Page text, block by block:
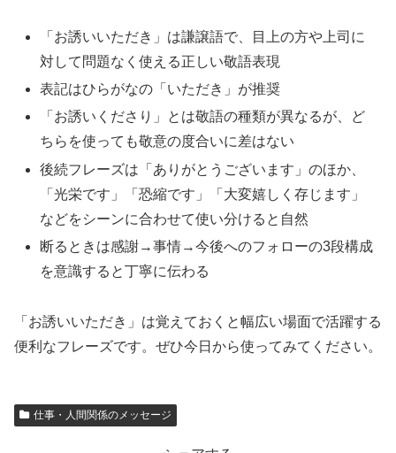
「お誘いいただき」は謙譲語で、目上の方や上司に
対して問題なく使える正しい敬語表現
表記はひらがなの「いただき」が推奨
「お誘いくださり」とは敬語の種類が異なるが、ど
ちらを使っても敬意の度合いに差はない
後続フレーズは「ありがとうございます」のほか、
「光栄です」「恐縮です」「大変嬉しく存じます」
などをシーンに合わせて使い分けると自然
断るときは感謝→事情→今後へのフォローの3段構成
を意識すると丁寧に伝わる
「お誘いいただき」は覚えておくと幅広い場面で活躍する
便利なフレーズです。ぜひ今日から使ってみてください。
仕事・人間関係のメッセージ